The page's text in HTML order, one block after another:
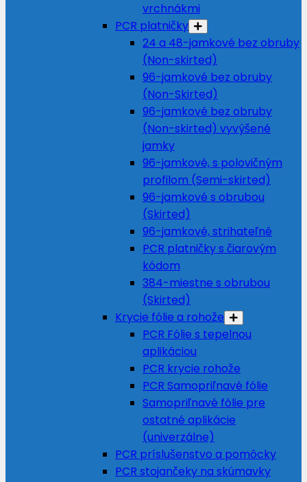
vrchnákmi
PCR platničky
24 a 48-jamkové bez obruby
(Non-skirted)
96-jamkové bez obruby
(Non-Skirted)
96-jamkové bez obruby
(Non-skirted) vyvýšené
jamky
96-jamkové, s polovičným
profilom (Semi-skirted)
96-jamkové s obrubou
(Skirted)
96-jamkové, strihateľné
PCR platničky s čiarovým
kódom
384-miestne s obrubou
(Skirted)
Krycie fólie a rohože
PCR Fólie s tepelnou
aplikáciou
PCR krycie rohože
PCR Samopriľnavé fólie
Samopriľnavé fólie pre
ostatné aplikácie
(univerzálne)
PCR príslušenstvo a pomôcky
PCR stojančeky na skúmavky